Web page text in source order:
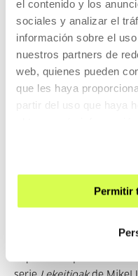
el contenido y los
sociales y analizar el
información sobre el
nuestros partners de
web, quienes pueden
que les haya
partir del uso que haya
Permitir
oMOrruMU
IbonRG es un músico
Pertenece a